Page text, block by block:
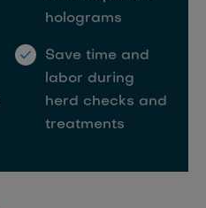
holograms
Save time and
labor during
herd checks and
treatments